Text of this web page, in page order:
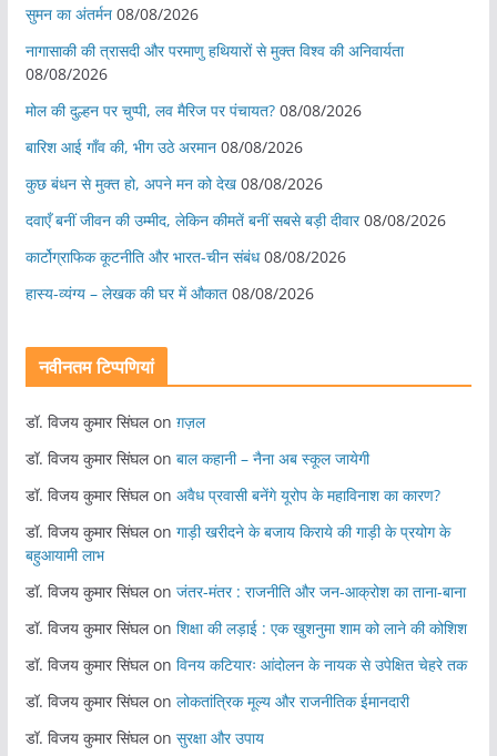
सुमन का अंतर्मन 08/08/2026
नागासाकी की त्रासदी और परमाणु हथियारों से मुक्त विश्व की अनिवार्यता
08/08/2026
मोल की दुल्हन पर चुप्पी, लव मैरिज पर पंचायत? 08/08/2026
बारिश आई गाँव की, भीग उठे अरमान 08/08/2026
कुछ बंधन से मुक्त हो, अपने मन को देख 08/08/2026
दवाएँ बनीं जीवन की उम्मीद, लेकिन कीमतें बनीं सबसे बड़ी दीवार 08/08/2026
कार्टोग्राफिक कूटनीति और भारत-चीन संबंध 08/08/2026
हास्य-व्यंग्य – लेखक की घर में औकात 08/08/2026
नवीनतम टिप्पणियां
डॉ. विजय कुमार सिंघलon ग़ज़ल
डॉ. विजय कुमार सिंघलon बाल कहानी – नैना अब स्कूल जायेगी
डॉ. विजय कुमार सिंघलon अवैध प्रवासी बनेंगे यूरोप के महाविनाश का कारण?
डॉ. विजय कुमार सिंघलon गाड़ी खरीदने के बजाय किराये की गाड़ी के प्रयोग के
बहुआयामी लाभ
डॉ. विजय कुमार सिंघलon जंतर-मंतर : राजनीति और जन-आक्रोश का ताना-बाना
डॉ. विजय कुमार सिंघलon शिक्षा की लड़ाई : एक खुशनुमा शाम को लाने की कोशिश
डॉ. विजय कुमार सिंघलon विनय कटियारः आंदोलन के नायक से उपेक्षित चेहरे तक
डॉ. विजय कुमार सिंघलon लोकतांत्रिक मूल्य और राजनीतिक ईमानदारी
डॉ. विजय कुमार सिंघलon सुरक्षा और उपाय